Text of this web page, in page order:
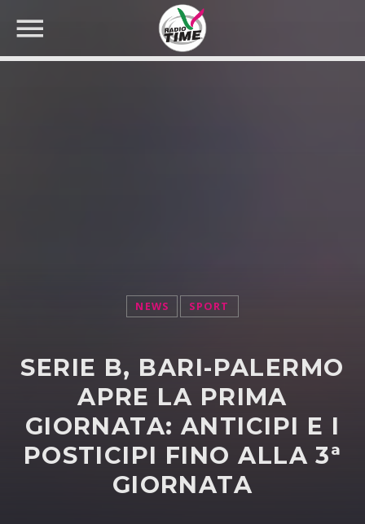
NEWS SPORT
SERIE B, BARI-PALERMO
APRE LA PRIMA
GIORNATA: ANTICIPI E I
POSTICIPI FINO ALLA 3ª
GIORNATA